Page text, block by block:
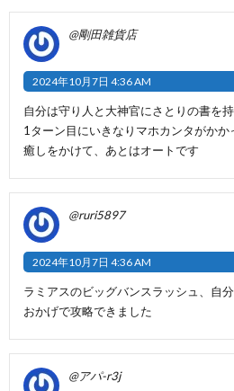
@剛田雑貨店
2024年10月7日 4:36 AM
自分は守り人と大神官にさとりの書を
1ターン目にいきなりマホカンタがか
癒しをかけて、あとはオートです
@ruri5897
2024年10月7日 4:36 AM
ラミアスのビッグバンスラッシュ、自
おかげで攻略できました
@アパ-r3j